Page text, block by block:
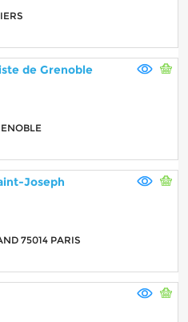
de Grenoble
Joseph
75014 PARIS